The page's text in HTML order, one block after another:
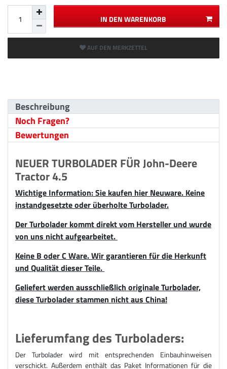
IN DEN WARENKORB
AUF DEN MERKZETTEL
Beschreibung
Noch Fragen?
Bewertungen
NEUER TURBOLADER FÜR John-Deere
Tractor 4.5
Wichtige Information: Sie kaufen hier Neuware. Keine
instandgesetzte oder überholte Turbolader.
Der Turbolader kommt direkt vom Hersteller und wurde
von uns nicht aufgearbeitet.
Keine B oder C Ware. Wir garantieren für die Herkunft
und Qualität dieser Teile.
Geliefert werden ausschließlich originale Turbolader,
diese Turbolader stammen nicht aus China!
Lieferumfang des Turboladers:
Der Turbolader wird mit entsprechenden Einbauhinweisen
verschickt. Außerdem enthält das Paket Informationen für die